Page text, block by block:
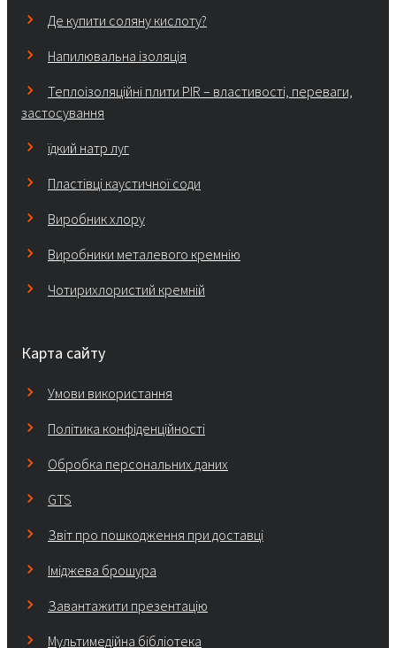
Де купити соляну кислоту?
Напилювальна ізоляція
Теплоізоляційні плити PIR – властивості, переваги,
застосування
їдкий натр луг
Пластівці каустичної соди
Виробник хлору
Виробники металевого кремнію
Чотирихлористий кремній
Карта сайту
Умови використання
Політика конфіденційності
Обробка персональних даних
GTS
Звіт про пошкодження при доставці
Іміджева брошура
Завантажити презентацію
Мультимедійна бібліотека